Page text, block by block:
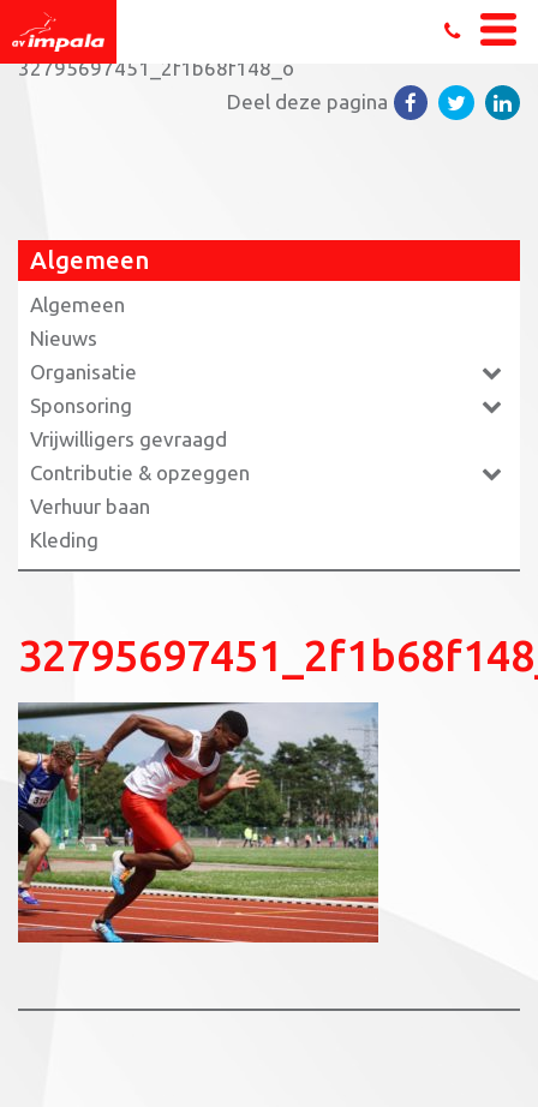
Home»Sportief voor iedereen
32795697451_2f1b68f148_o
Deel deze pagina
Algemeen
Algemeen
Nieuws
Organisatie
Sponsoring
Vrijwilligers gevraagd
Contributie & opzeggen
Verhuur baan
Kleding